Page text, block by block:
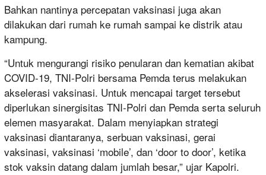
Bahkan nantinya percepatan vaksinasi juga akan
dilakukan dari rumah ke rumah sampai ke distrik atau
kampung.
“Untuk mengurangi risiko penularan dan kematian akibat
COVID-19, TNI-Polri bersama Pemda terus melakukan
akselerasi vaksinasi. Untuk mencapai target tersebut
diperlukan sinergisitas TNI-Polri dan Pemda serta seluruh
elemen masyarakat. Dalam menyiapkan strategi
vaksinasi diantaranya, serbuan vaksinasi, gerai
vaksinasi, vaksinasi ‘mobile’, dan ‘door to door’, ketika
stok vaksin datang dalam jumlah besar,” ujar Kapolri.